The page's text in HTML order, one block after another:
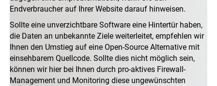
Endverbraucher auf Ihrer Website darauf hinweisen.
Sollte eine unverzichtbare Software eine Hintertür haben,
die Daten an unbekannte Ziele weiterleitet, empfehlen wir
Ihnen den Umstieg auf eine Open-Source Alternative mit
einsehbarem Quellcode. Sollte dies nicht möglich sein,
können wir hier bei Ihnen durch pro-aktives Firewall-
Management und Monitoring diese ungewünschten